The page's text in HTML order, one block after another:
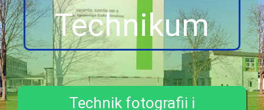
Technikum
Technik fotografii i